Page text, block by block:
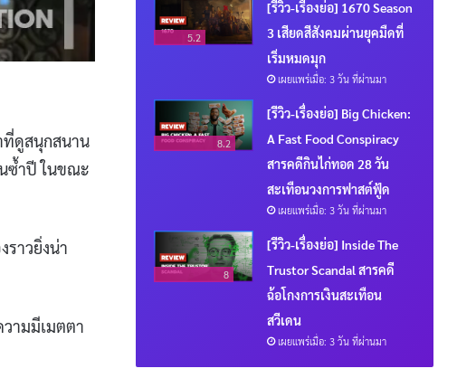
ที่ดูสนุกสนาน
ซ้ำปี ในขณะ
าวยิ่งน่า
ามมีเมตตา
5.2
[รีวิว-เรื่องย่อ] 1670 Season
3 เสียดสีสังคมผ่านยุคมืดที่
เริ่มหมดมุก
เผยแพร่เมื่อ: 3 วัน ที่ผ่านมา
8.2
[รีวิว-เรื่องย่อ] Big Chicken:
A Fast Food Conspiracy
สารคดีกินไก่ทอด 28 วัน
สะเทือนวงการฟาสต์ฟู้ด
เผยแพร่เมื่อ: 3 วัน ที่ผ่านมา
8
[รีวิว-เรื่องย่อ] Inside The
Trustor Scandal สารคดี
ฉ้อโกงการเงินสะเทือน
สวีเดน
เผยแพร่เมื่อ: 3 วัน ที่ผ่านมา